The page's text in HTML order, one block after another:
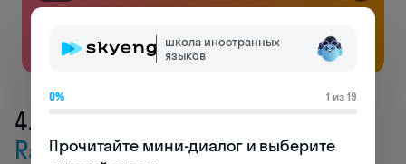
4. Наука и современность:
Radiolab
школа иностранных
языков
0% 1 из 19
Прочитайте мини-диалог и выберите